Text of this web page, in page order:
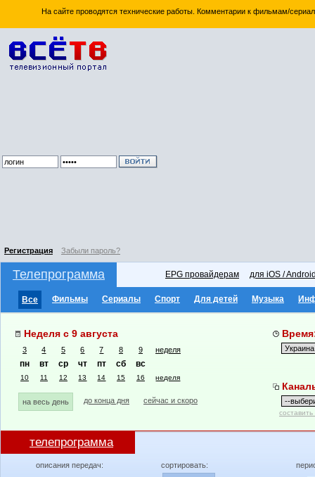
На сайте проводятся технические работы. Комментарии к фильмам/
Регистрация Забыли пароль?
Телепрограмма EPG провайдерам для iOS /
Все Фильмы Сериалы Спорт Для детей Музыка
Неделя с 9 августа
3 4 5 6 7 8 9 неделя
пн вт ср чт пт сб вс
10 11 12 13 14 15 16 неделя
на весь день до конца дня сейчас и скоро
телепрограмма
описания передач:
сортировать: